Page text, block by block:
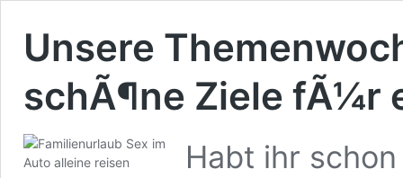
Unsere
schÃ¶ne Ziele fÃ¼r
Habt ihr